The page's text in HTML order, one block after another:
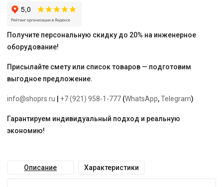
3/4",
латунная,
Получите персональную скидку до 20% на инженерное
оборудование!
Присылайте смету или список товаров — подготовим
выгодное предложение.
info@shoprs.ru +7 (921) 958-1-777 (WhatsApp,Telegram)
Гарантируем индивидуальный подход и реальную
экономию!
Описание Характеристики